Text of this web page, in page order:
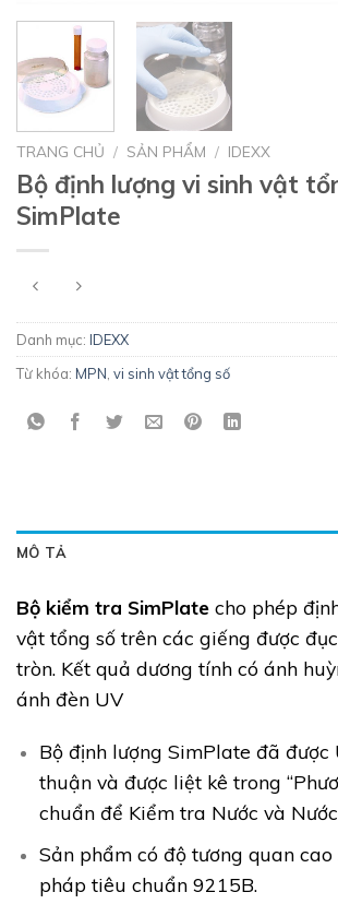
TRANG CHỦ / SẢN PHẨM / IDEXX
Bộ định lượng vi sinh vật
SimPlate
Danh mục: IDEXX
Từ khóa: MPN vi sinh vật tổng số
MÔ TẢ
Bộ kiểm tra SimPlate cho phép
vật tổng số trên các giếng được
tròn. Kết quả dương tính có ánh
ánh đèn UV
Bộ định lượng SimPlate đã được
thuận và được liệt kê trong
chuẩn để Kiểm tra Nước và Nước
Sản phẩm có độ tương quan cao
pháp tiêu chuẩn 9215B.